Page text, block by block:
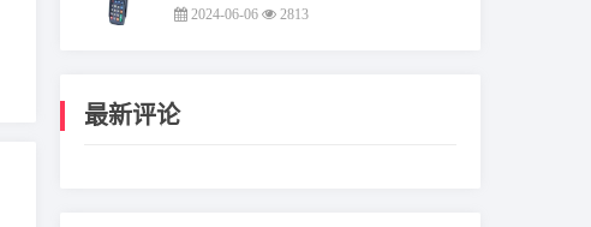
2024-06-06 2813
最新评论